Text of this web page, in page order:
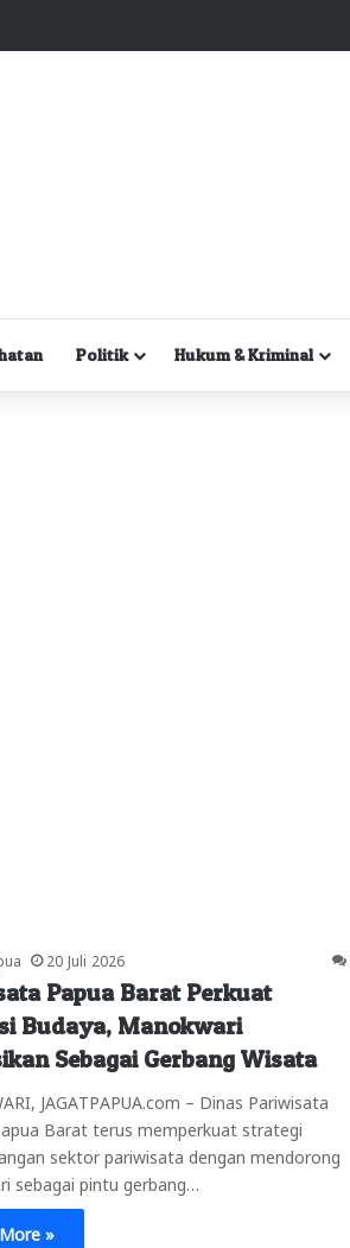
Politik Hukum & Kriminal
20 Juli 2026
Papua Barat Perkuat
Budaya, Manokwari
Sebagai Gerbang Wisata
JAGATPAPUA.com – Dinas Pariwisata
Barat terus memperkuat strategi
sektor pariwisata dengan mendorong
sebagai pintu gerbang…
»